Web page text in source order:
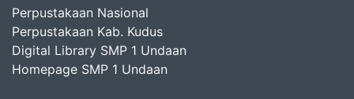
Perpustakaan Nasional
Perpustakaan Kab. Kudus
Digital Library SMP 1 Undaan
Homepage SMP 1 Undaan